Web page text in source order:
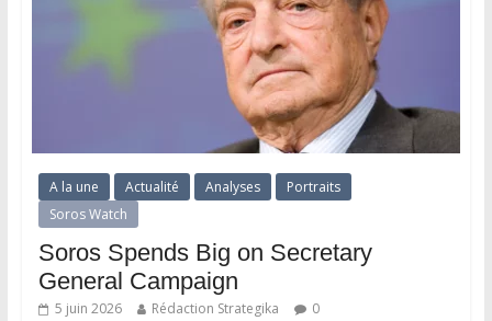
A la une Actualité Analyses
Portraits
Soros Watch
Soros Spends Big on Secretary
General Campaign
5 juin 2026 Rédaction Strategika 0